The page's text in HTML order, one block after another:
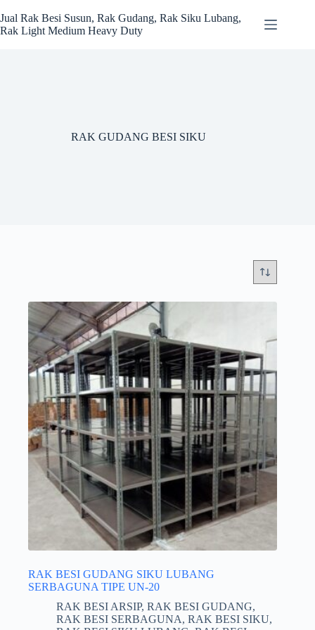
to
content
Jual Rak Besi Susun, Rak Gudang, Rak Siku Lubang,
Rak Light Medium Heavy Duty
RAK GUDANG BESI SIKU
RAK BESI GUDANG SIKU LUBANG
SERBAGUNA TIPE UN-20
RAK BESI ARSIP, RAK BESI GUDANG,
RAK BESI SERBAGUNA, RAK BESI SIKU,